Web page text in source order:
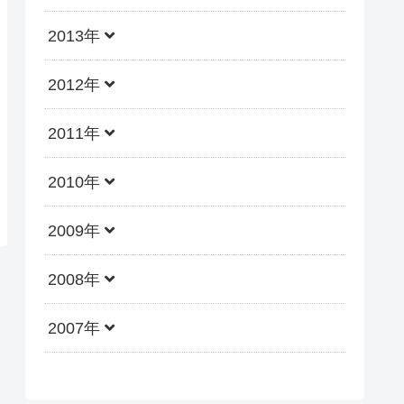
2013年
2012年
2011年
2010年
2009年
2008年
2007年